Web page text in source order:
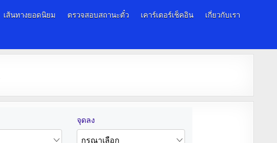
เส้นทางยอดนิยม ตรวจสอบสถานะตั๋ว เคาร์เตอร์เช็คอิน
เกี่ยวกับเรา